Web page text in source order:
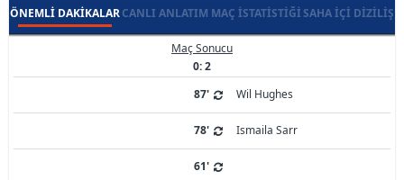
ÖNEMLI DAKIKALARCANLI ANLATIM MAÇ İSTATISTIĞISAHA İÇI DIZILIŞ
Maç Sonucu
0: 2
87'
Wil Hughes
78' Ismaila Sarr
61'